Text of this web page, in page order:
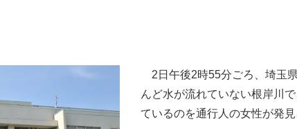
2日午後2時55分ごろ、埼玉
んど水が流れていない根岸川
ているのを通行人の女性が発見